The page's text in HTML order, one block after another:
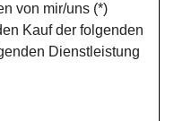
von mir/uns (*)
Kauf der folgenden
Dienstleistung